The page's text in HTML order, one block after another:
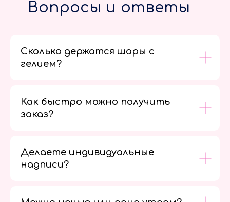
Вопросы и ответы
Сколько держатся шары с
гелием?
Как быстро можно получить
заказ?
Делаете индивидуальные
надписи?